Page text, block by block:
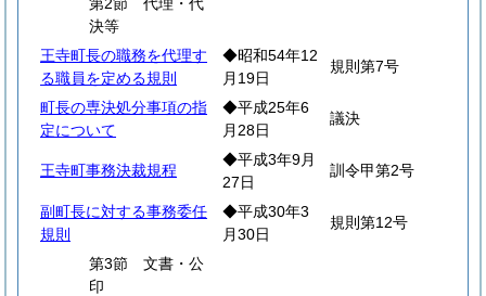
決等
王寺町長の職務を代理す
る職員を定める規則
◆昭和54年12
月19日
規則第7号
町長の専決処分事項の指
定について
◆平成25年6
月28日
議決
王寺町事務決裁規程
◆平成3年9月
27日
訓令甲第2号
副町長に対する事務委任
規則
◆平成30年3
月30日
規則第12号
第3節 文書・公
印